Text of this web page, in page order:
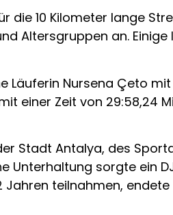
die 10 Kilometer lange
Altersgruppen an.
Nursena Çeto
einer Zeit von 29:58,24
Stadt Antalya, des
Unterhaltung sorgte ein
Jahren teilnahmen,